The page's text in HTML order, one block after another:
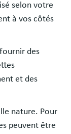
selon votre
à vos côtés
des
et des
nature. Pour
peuvent être